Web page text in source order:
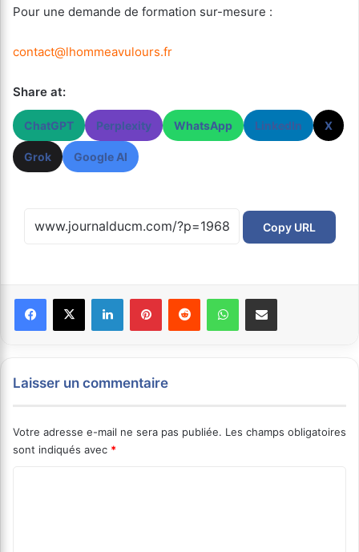
Pour une demande de formation sur-mesure :
contact@lhommeavulours.fr
Share at:
ChatGPT Perplexity WhatsApp LinkedIn X
Grok Google AI
Copy URL
Laisser un commentaire
Votre adresse e-mail ne sera pas publiée. Les champs obligatoires
sont indiqués avec *